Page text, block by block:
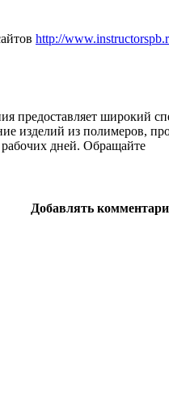
http://
предоставляет широкий
изделий из полимеров,
дней. Обращайте
Добавлять